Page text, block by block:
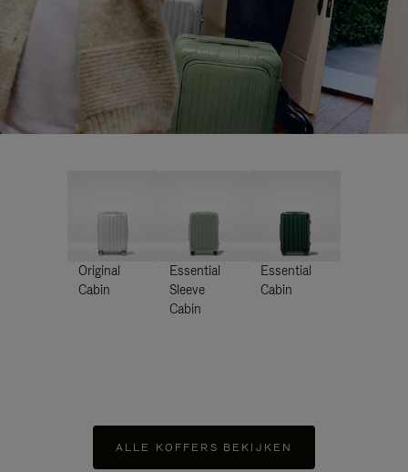
Original
Cabin
Essential
Sleeve
Cabin
Essential
Cabin
ALLE KOFFERS BEKIJKEN